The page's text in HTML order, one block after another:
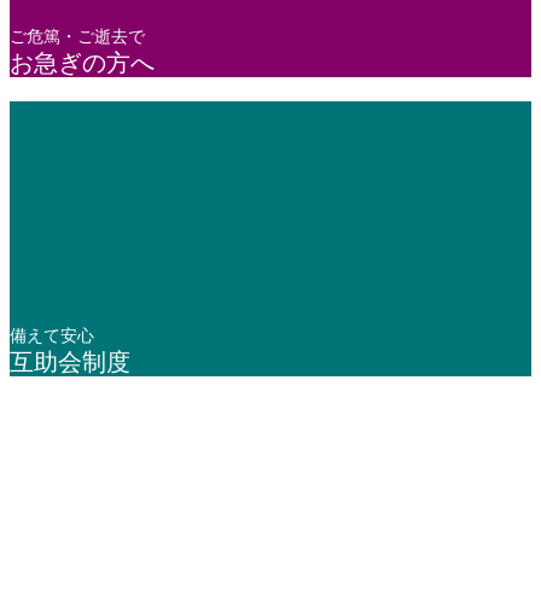
ご危篤・ご逝去で
お急ぎの方へ
備えて安心
互助会制度